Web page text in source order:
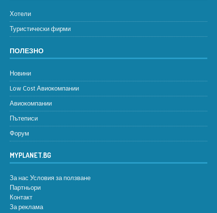
Хотели
Туристически фирми
ПОЛЕЗНО
Новини
Low Cost Авиокомпании
Авиокомпании
Пътеписи
Форум
MYPLANET.BG
За нас Условия за ползване
Партньори
Контакт
За реклама